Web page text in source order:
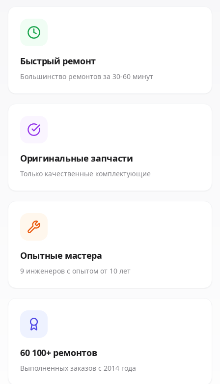
Быстрый ремонт
Большинство ремонтов за 30-60 минут
Оригинальные запчасти
Только качественные комплектующие
Опытные мастера
9 инженеров с опытом от 10 лет
60 100+ ремонтов
Выполненных заказов с 2014 года